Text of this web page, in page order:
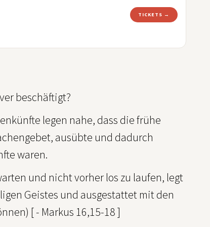
TICKETS →
beschäftigt?
legen nahe, dass die frühe
ausübte und dadurch
waren.
und nicht vorher los zu laufen, legt
Geistes und ausgestattet mit den
[ - Markus 16,15-18 ]